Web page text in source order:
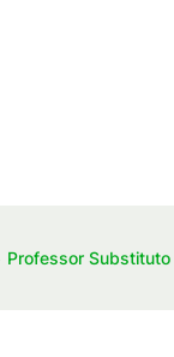
Professor Substituto